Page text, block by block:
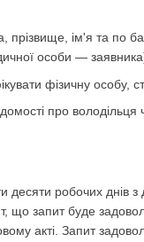
ім'я та по
особи —
фізичну особу,
про
робочих днів
запит буде
акті. Запит